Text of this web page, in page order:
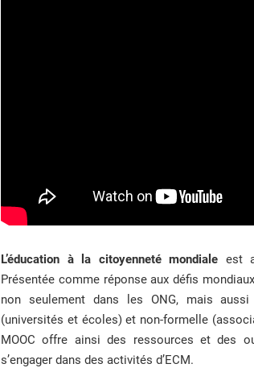
L’éducation à la citoyenneté mondiale est
Présentée comme réponse aux défis
non seulement dans les ONG, mais
(universités et écoles) et non-formelle
MOOC offre ainsi des ressources et des
s’engager dans des activités d’ECM.